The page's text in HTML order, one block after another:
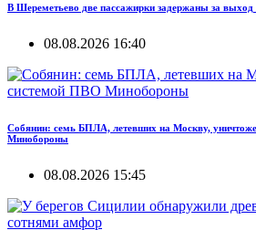
В Шереметьево две пассажирки задержаны за
08.08.2026 16:40
Собянин: семь БПЛА, летевших на Москву,
Минобороны
08.08.2026 15:45